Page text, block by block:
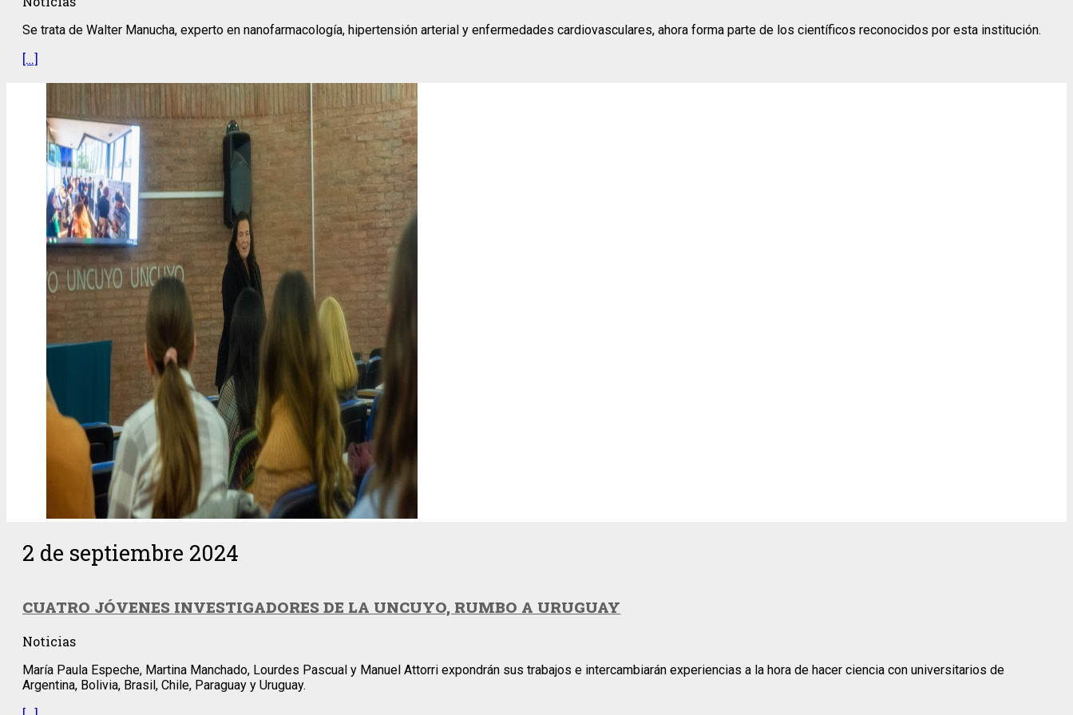
Se trata de Walter Manucha, experto en nanofarmacología, hipertensión arterial y enfermedades cardiovasculares, ahora forma parte de los científicos reconocidos por esta institución.
[…]
2 de septiembre 2024
CUATRO JÓVENES INVESTIGADORES DE LA UNCUYO, RUMBO A URUGUAY
Noticias
María Paula Espeche, Martina Manchado, Lourdes Pascual y Manuel Attorri expondrán sus trabajos e intercambiarán experiencias a la hora de hacer ciencia con universitarios de
Argentina, Bolivia, Brasil, Chile, Paraguay y Uruguay.